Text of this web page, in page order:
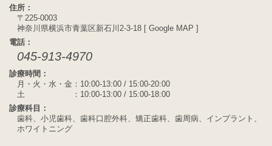
住所：
〒225-0003
神奈川県横浜市青葉区新石川2-3-18 [ Google MAP
電話：
045-913-4970
診療時間：
月・火・水・金：10:00-13:00 / 15:00-20:00
土 ：10:00-13:00 / 15:00-18:00
診療科目：
歯科、小児歯科、歯科口腔外科、矯正歯科、歯周病、インプラント、
ホワイトニング